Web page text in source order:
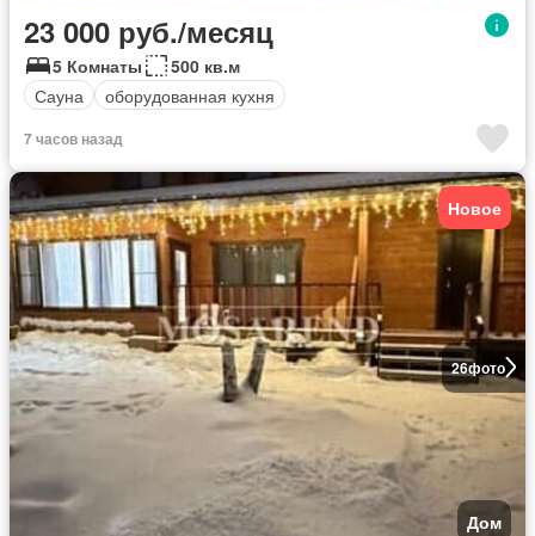
23 000 руб./месяц
5 Комнаты
500 кв.м
Сауна
оборудованная кухня
7 часов назад
26фото
Новое
Дом